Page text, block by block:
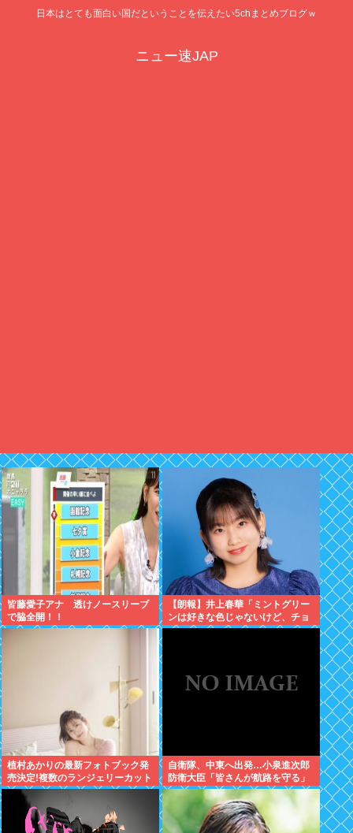
日本はとても面白い国だということを伝えたい5chまとめブログｗ
ニュー速JAP
皆藤愛子アナ 透けノースリーブ
で脇全開！！
【朗報】井上春華「ミントグリー
ンは好きな色じゃないけど、チョ
コミントは好きなのでまぁいいか
植村あかりの最新フォトブック発
売決定!複数のランジェリーカット
あり
自衛隊、中東へ出発…小泉進次郎
防衛大臣「皆さんが航路を守る」